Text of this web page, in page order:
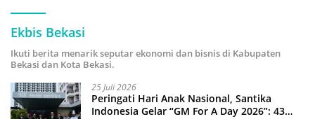
Ekbis Bekasi
Ikuti berita menarik seputar ekonomi dan bisnis di Kabupaten
Bekasi dan Kota Bekasi.
25 Juli 2026
Peringati Hari Anak Nasional, Santika
Indonesia Gelar “GM For A Day 2026”: 43